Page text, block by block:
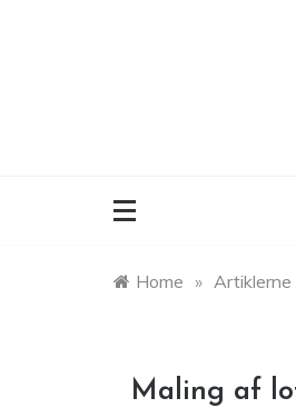
Home » Artiklerne
Maling af